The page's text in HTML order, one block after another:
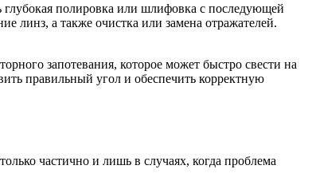
глубокая полировка или шлифовка с последующей
линз, а также очистка или замена отражателей.
запотевания, которое может быстро свести на
правильный угол и обеспечить корректную
частично и лишь в случаях, когда проблема